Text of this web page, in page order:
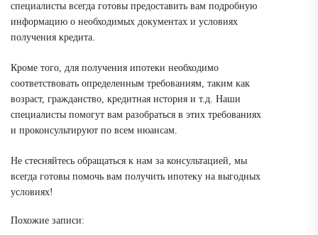
специалисты всегда готовы предоставить вам подробную
информацию о необходимых документах и условиях
получения кредита.
Кроме того, для получения ипотеки необходимо
соответствовать определенным требованиям, таким как
возраст, гражданство, кредитная история и т.д. Наши
специалисты помогут вам разобраться в этих требованиях
и проконсультируют по всем нюансам.
Не стесняйтесь обращаться к нам за консультацией, мы
всегда готовы помочь вам получить ипотеку на выгодных
условиях!
Похожие записи: